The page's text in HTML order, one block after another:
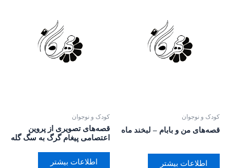
کودک و نوجوان
قصه‌های من و بابام – لبخند ماه
اطلاعات بیشتر
کودک و نوجوان
قصه‌های تصویری از پروین
اعتصامی پیغام گرگ به سگ گله
اطلاعات بیشتر